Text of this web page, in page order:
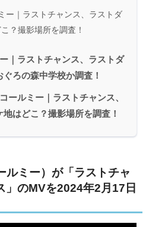
ー｜ラストチャンス、ラストダ
？撮影場所を調査！
｜ラストチャンス、ラストダ
ろの森中学校か調査！
ールミー｜ラストチャンス、
はどこ？撮影場所を調査！
ルミー）が「ラストチャ
」のMVを2024年2月17日